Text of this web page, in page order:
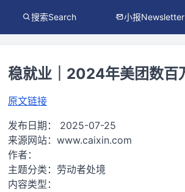
搜索Search 小报Newsletter
稳就业｜2024年美团数百
原文链接
发布日期： 2025-07-25
来源网站： www.caixin.com
作者：
主题分类： 劳动者处境
内容类型：